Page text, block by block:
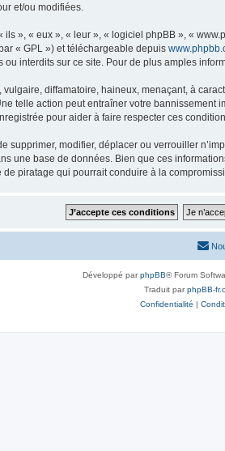
et/ou modifiées.
», « eux », « leur », « logiciel phpBB », «
« GPL ») et téléchargeable depuis
interdits sur ce site. Pour de plus amples
diffamatoire, haineux, menaçant, à
telle action peut entraîner votre bannissement
pour aider à faire respecter ces
supprimer, modifier, déplacer ou verrouiller
une base de données. Bien que ces
piratage qui pourrait conduire à la
Développé parphpBB® Forum
Traduit parphpBB-
Confidentialité |